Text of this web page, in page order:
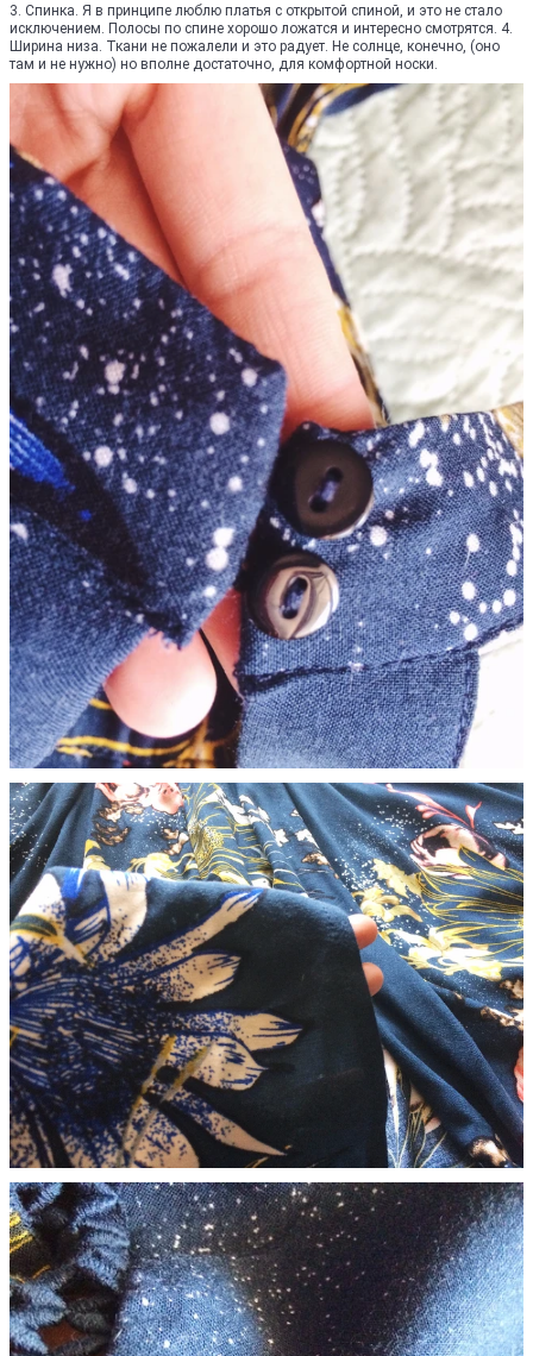
3. Спинка. Я в принципе люблю платья с открытой спиной, и это не стало
исключением. Полосы по спине хорошо ложатся и интересно смотрятся. 4.
Ширина низа. Ткани не пожалели и это радует. Не солнце, конечно, (оно
там и не нужно) но вполне достаточно, для комфортной носки.